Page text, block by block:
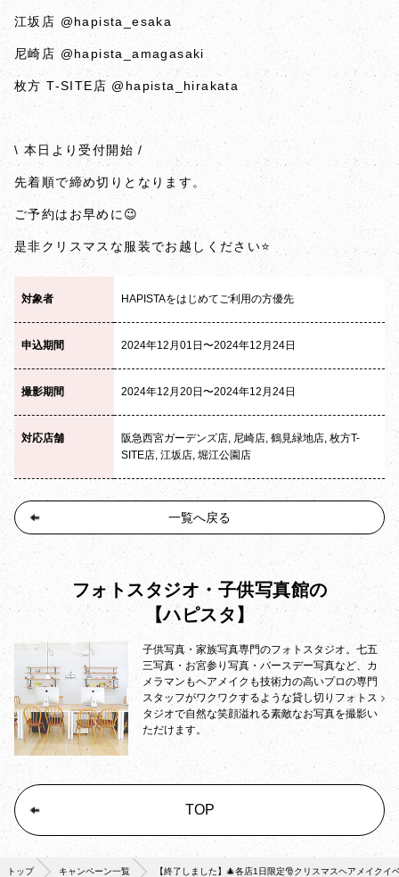
江坂店 @hapista_esaka
尼崎店 @hapista_amagasaki
枚方 T-SITE店 @hapista_hirakata
\ 本日より受付開始 /
先着順で締め切りとなります。
ご予約はお早めに😉
是非クリスマスな服装でお越しください⭐️
対象者 HAPISTAをはじめてご利用の方優先
申込期間 2024年12月01日〜2024年12月24日
撮影期間 2024年12月20日〜2024年12月24日
対応店舗
阪急西宮ガーデンズ店, 尼崎店, 鶴見緑地店, 枚方T-
SITE店, 江坂店, 堀江公園店
一覧へ戻る
フォトスタジオ・子供写真館の
【ハピスタ】
子供写真・家族写真専門のフォトスタジオ。七五
三写真・お宮参り写真・バースデー写真など、カ
メラマンもヘアメイクも技術力の高いプロの専門
スタッフがワクワクするような貸し切りフォトス
タジオで自然な笑顔溢れる素敵なお写真を撮影い
ただけます。
TOP
トップ キャンペーン一覧 【終了しました】🎄各店1日限定🎅クリスマスヘアメイクイ